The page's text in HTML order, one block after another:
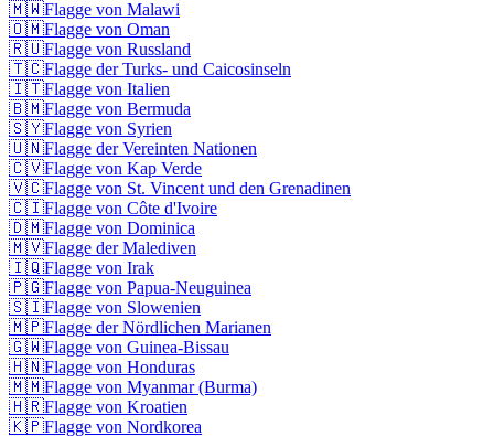
🇲🇼Flagge von Malawi
🇴🇲Flagge von Oman
🇷🇺Flagge von Russland
🇹🇨Flagge der Turks- und Caicosinseln
🇮🇹Flagge von Italien
🇧🇲Flagge von Bermuda
🇸🇾Flagge von Syrien
🇺🇳Flagge der Vereinten Nationen
🇨🇻Flagge von Kap Verde
🇻🇨Flagge von St. Vincent und den Grenadinen
🇨🇮Flagge von Côte d'Ivoire
🇩🇲Flagge von Dominica
🇲🇻Flagge der Malediven
🇮🇶Flagge von Irak
🇵🇬Flagge von Papua-Neuguinea
🇸🇮Flagge von Slowenien
🇲🇵Flagge der Nördlichen Marianen
🇬🇼Flagge von Guinea-Bissau
🇭🇳Flagge von Honduras
🇲🇲Flagge von Myanmar (Burma)
🇭🇷Flagge von Kroatien
🇰🇵Flagge von Nordkorea